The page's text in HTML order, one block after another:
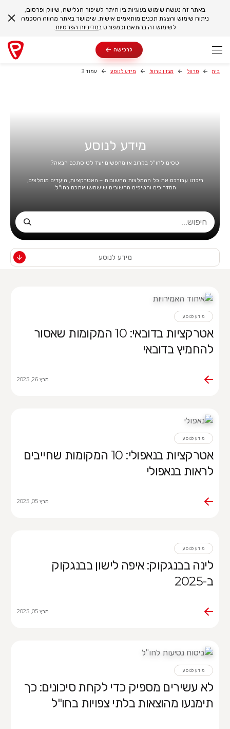
באתר זה נעשה שימוש בעוגיות בין היתר לשיפור הגלישה, שיווק ופרסום,
ניתוח שימוש והצגת תכנים מותאמים אישית. שימושך באתר מהווה הסכמה
לשימוש זה בהתאם וכמפורט במדיניות הפרטיות.
לרכישה
בית טרוול מגזין טרוול מידע לנוסע עמוד 3
מידע לנוסע
טסים לחו"ל בקרוב או מחפשים יעד לטיסתכם הבאה?
ריכזנו עבורכם את כל ההמלצות החשובות – האטרקציות, היעדים מומלצים,
המדריכים והטיפים החשובים שישמשו אתכם בחו"ל.
מידע לנוסע
מידע לנוסע
אטרקציות בדובאי: 10 המקומות שאסור
להחמיץ בדובאי
מרץ 26, 2025
מידע לנוסע
אטרקציות בנאפולי: 10 המקומות שחייבים
לראות בנאפולי
מרץ 05, 2025
מידע לנוסע
לינה בבנגקוק: איפה לישון בבנגקוק
ב-2025
מרץ 05, 2025
מידע לנוסע
לא עשירים מספיק כדי לקחת סיכונים: כך
תימנעו מהוצאות בלתי צפויות בחו"ל